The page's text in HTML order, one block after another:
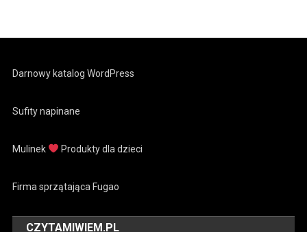
Darnowy katalog WordPress
Sufity napinane
Mulinek Produkty dla dzieci
Firma sprzątająca Fugao
CZYTAMIWIEM.PL